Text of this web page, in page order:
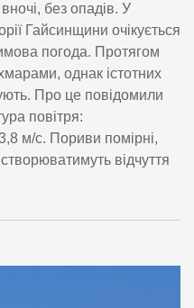
без опадів. У
Гайсинщини очікується
погода. Протягом
однак істотних
Про це повідомили
повітря:
м/с. Пориви помірні,
відчуття